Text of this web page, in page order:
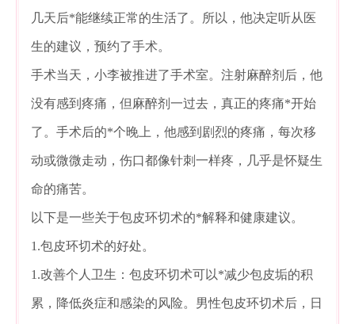
几天后*能继续正常的生活了。所以，他决定听从医
生的建议，预约了手术。
手术当天，小李被推进了手术室。注射麻醉剂后，他
没有感到疼痛，但麻醉剂一过去，真正的疼痛*开始
了。手术后的*个晚上，他感到剧烈的疼痛，每次移
动或微微走动，伤口都像针刺一样疼，几乎是怀疑生
命的痛苦。
以下是一些关于包皮环切术的*解释和健康建议。
1.包皮环切术的好处。
1.改善个人卫生：包皮环切术可以*减少包皮垢的积
累，降低炎症和感染的风险。男性包皮环切术后，日